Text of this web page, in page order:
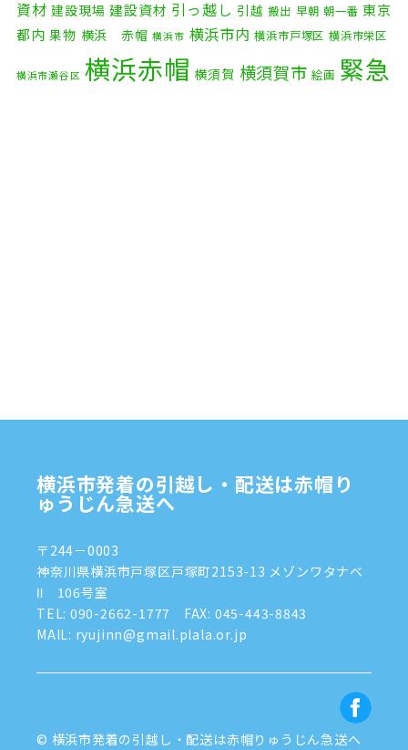
2025年8月(2)
2025年7月(6)
2024年9月(2)
2024年7月
(8)
2024年5月(2)
2024年4月(3)
2024年3月(8)
2024年1月(3)
資材 建設現場 建設資材 引っ越し 引越 搬出 早朝 朝一番 東京
都内 果物 横浜 赤帽 横浜市 横浜市内 横浜市戸塚区 横浜市栄区
横浜市瀬谷区 横浜赤帽 横須賀 横須賀市 絵画 緊急
横浜市発着の引越し・配送は赤帽り
ゅうじん急送へ
〒244－0003
神奈川県横浜市戸塚区戸塚町2153-13 メゾンワタナベ
Ⅱ 106号室
TEL: 090-2662-1777
FAX: 045-443-8843
MAIL: ryujinn@gmail.plala.or.jp
© 横浜市発着の引越し・配送は赤帽りゅうじん急送へ